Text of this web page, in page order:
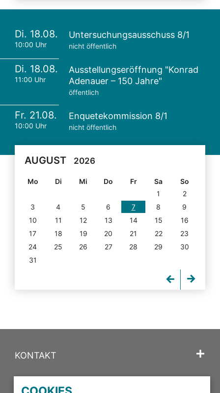
Di. 18.08.
10:00 Uhr
Untersuchungsausschuss 8/1
nicht öffentlich
Di. 18.08.
11:00 Uhr
Ausstellungseröffnung "Konrad
Adenauer – 150 Jahre"
öffentlich
Fr. 21.08.
10:00 Uhr
Enquetekommission 8/1
nicht öffentlich
AUGUST 2026
Mo Di Mi Do Fr Sa
So
1
2
3
4 5 6 7 8
9
10
11 12 13 14 15
16
17
18 19 20 21 22
23
24
25 26 27 28 29
30
31
KONTAKT